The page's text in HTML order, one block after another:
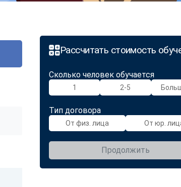
Рассчитать стоимость
Сколько человек обучается
1 2-5
Тип договора
От физ. лица От юр.
Продолжить